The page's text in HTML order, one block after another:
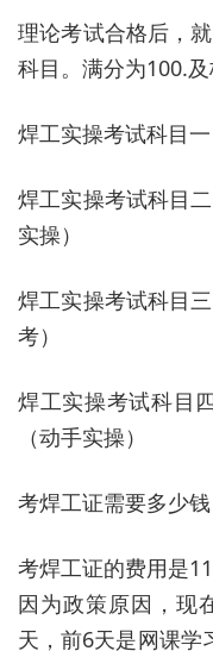
理论考试合格后，
科目。满分为100.及
焊工实操考试科目
焊工实操考试科目
实操）
焊工实操考试科目
考）
焊工实操考试科目
（动手实操）
考焊工证需要多少钱
考焊工证的费用是
因为政策原因，现
天，前6天是网课学